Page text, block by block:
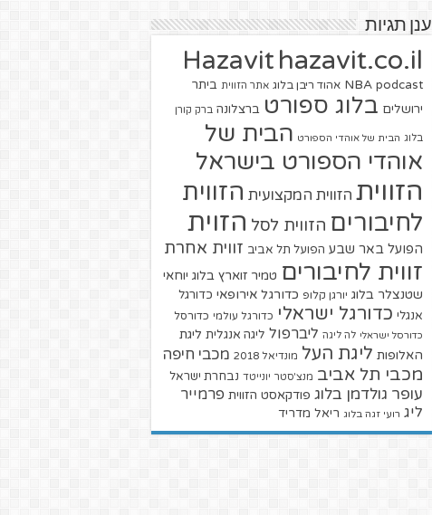
ענן תגיות
Hazavit hazavit.co.il
NBA podcast אהוד ריבן בלוג אתר הזווית ביתר
ירושלים בלוג ספורט ברצלונה ברק קורן
בלוג הבית של אוהדי הספורט הבית של
אוהדי הספורט בישראל
הזווית הזווית המקצועית הזווית
לחיבורים הזווית לסל הזוית
הפועל באר שבע הפועל תל אביב זווית אחרת
זווית לחיבורים טמיר זוארץ בלוג יוחאי
שטנצלר בלוג יורגן קלופ כדורגל אירופאי כדורגל
אנגלי כדורגל ישראלי כדורגל עולמי כדורסל
כדורסל ישראלי לה ליגה ליברפול ליגה אנגלית ליגת
האלופות ליגת העל מונדיאל 2018 מכבי חיפה
מכבי תל אביב מנצ'סטר יונייטד נבחרת ישראל
עופר גולדמן בלוג פודקאסט הזווית פרמייר
ליג רועי זגה בלוג ריאל מדריד